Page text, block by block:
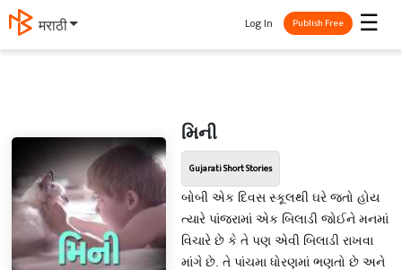
मराठी ☰
Log In Publish Free
મિની
Gujarati Short Stories
બોબી એક દિવસ સ્કૂલથી ઘરે જતો હોય
ત્યારે પાંજરામાં એક બિલાડી જોઈને મનમાં
વિચારે છે કે તે પણ એવી બિલાડી રાખવા
માંગે છે. તે પાંચમા ધોરણમાં ભણતો છે અને